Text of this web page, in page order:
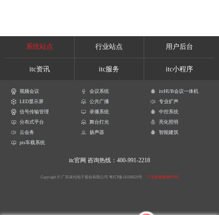
系统站点 行业站点 用户后台
itc资讯 itc服务 itc小程序
视频会议 会议系统
itcHUB会议一体机
LED显示屏
公共广播
专业扩声
信号传输管理
录播系统
中控系统
分布式平台
舞台灯光
亮化照明
云会务
扬声器
智能建筑
pis车载系统
itc官网 咨询热线：400-991-2218
Copyright © 广东保伦电子股份有限公司 粤ICP备16106620号 产品参数解释声明